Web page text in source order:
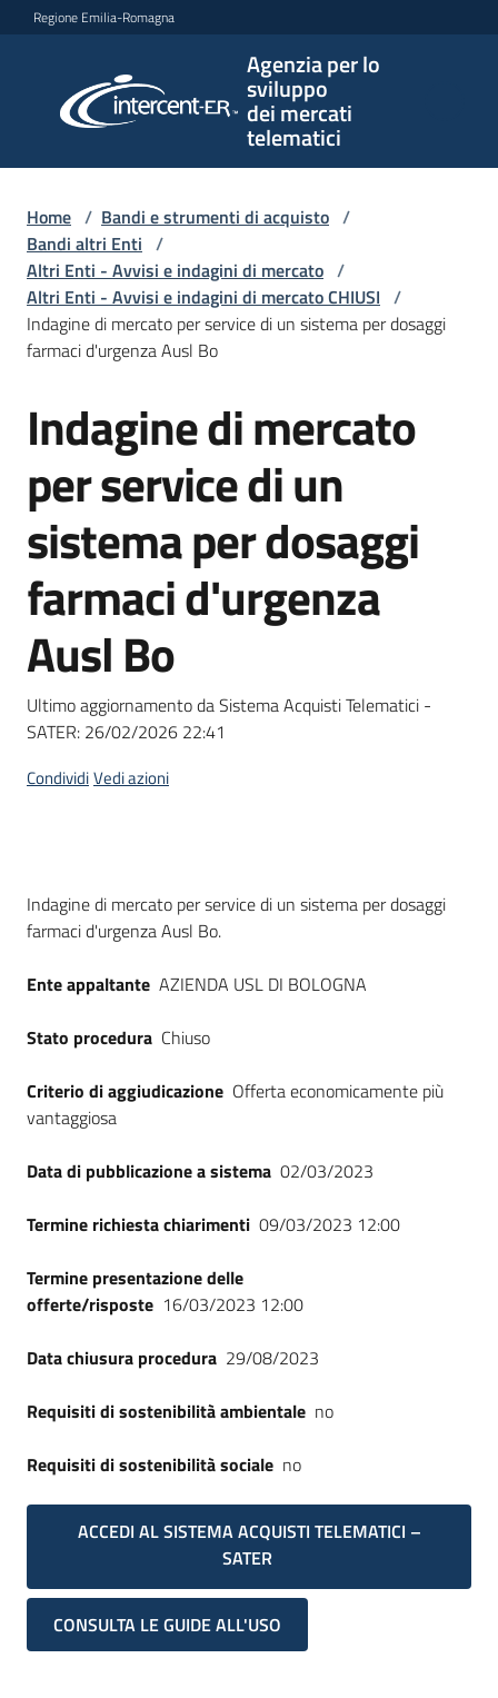
Vai al contenuto
Vai alla navigazione
Vai al footer
Regione Emilia-Romagna
Agenzia per lo
sviluppo
dei mercati
telematici
per lo
sviluppo
telematici
L'Agenzia
Bandi
di
acquisto
Supporto
telematiche
site
su
Home / Bandi e strumenti di acquisto /
Bandi altri Enti /
Altri Enti - Avvisi e indagini di mercato /
Altri Enti - Avvisi e indagini di mercato CHIUSI /
Indagine di mercato per service di un sistema per dosaggi
farmaci d'urgenza Ausl Bo
Salta al contenuto
Indagine di mercato
per service di un
sistema per dosaggi
farmaci d'urgenza
Ausl Bo
Ultimo aggiornamento da Sistema Acquisti Telematici -
SATER: 26/02/2026 22:41
CondividiVedi azioni
Dati del bando
Indagine di mercato per service di un sistema per dosaggi
farmaci d'urgenza Ausl Bo.
Ente appaltante AZIENDA USL DI BOLOGNA
Stato procedura Chiuso
Criterio di aggiudicazione Offerta economicamente più
vantaggiosa
Data di pubblicazione a sistema 02/03/2023
Termine richiesta chiarimenti 09/03/2023 12:00
Termine presentazione delle
offerte/risposte 16/03/2023 12:00
Data chiusura procedura 29/08/2023
Requisiti di sostenibilità ambientale no
Requisiti di sostenibilità sociale no
ACCEDI AL SISTEMA ACQUISTI TELEMATICI –
SATER
CONSULTA LE GUIDE ALL'USO